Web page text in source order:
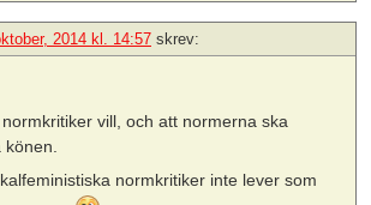
2014 kl. 14:57 skrev:
vill, och att normerna ska
normkritiker inte lever som